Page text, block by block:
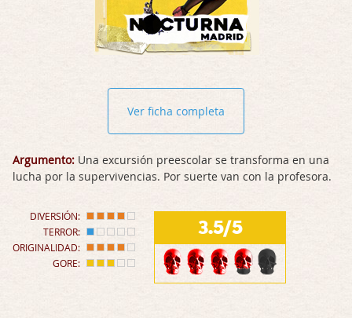
Ver ficha completa
Argumento: Una excursión preescolar se transforma en una
lucha por la supervivencias. Por suerte van con la profesora.
DIVERSIÓN:
TERROR:
ORIGINALIDAD:
GORE:
3.5/5